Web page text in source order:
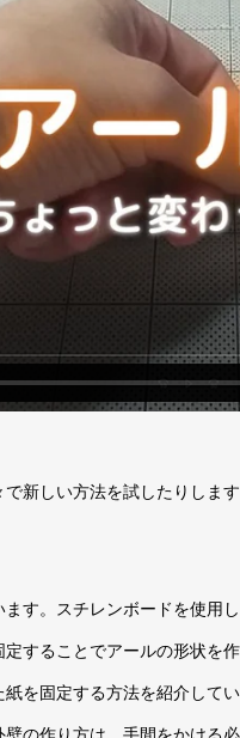
新しい方法を試したりしま
す。スチレンボードを使用
することでアールの形状を
を固定する方法を紹介して
の作り方は、手間をかける